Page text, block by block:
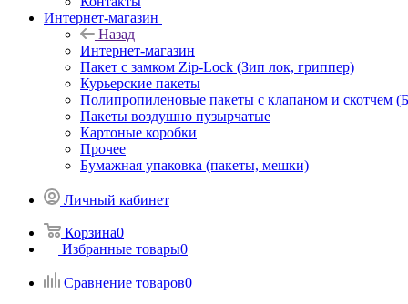
Интернет-магазин
Назад
Интернет-магазин
Пакет с замком Zip-Lock (Зип лок, гриппер)
Курьерские пакеты
Полипропиленовые пакеты с клапаном и
Пакеты воздушно пузырчатые
Картоные коробки
Прочее
Бумажная упаковка (пакеты, мешки)
Личный кабинет
Корзина0
Избранные товары0
Сравнение товаров0